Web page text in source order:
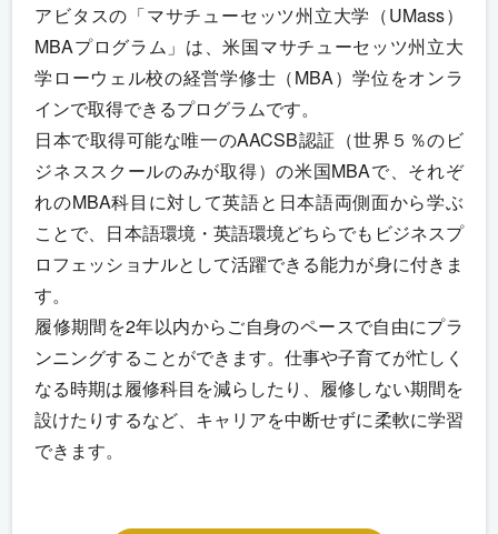
アビタスの「マサチューセッツ州立大学（UMass）
MBAプログラム」は、米国マサチューセッツ州立大
学ローウェル校の経営学修士（MBA）学位をオンラ
インで取得できるプログラムです。
日本で取得可能な唯一のAACSB認証（世界５％のビ
ジネススクールのみが取得）の米国MBAで、それぞ
れのMBA科目に対して英語と日本語両側面から学ぶ
ことで、日本語環境・英語環境どちらでもビジネスプ
ロフェッショナルとして活躍できる能力が身に付きま
す。
履修期間を2年以内からご自身のペースで自由にプラ
ンニングすることができます。仕事や子育てが忙しく
なる時期は履修科目を減らしたり、履修しない期間を
設けたりするなど、キャリアを中断せずに柔軟に学習
できます。